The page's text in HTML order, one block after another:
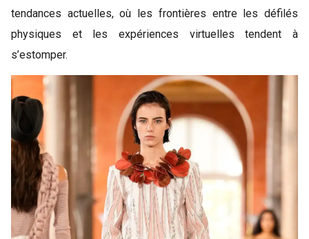
tendances actuelles, où les frontières entre les défilés
physiques et les expériences virtuelles tendent à
s’estomper.